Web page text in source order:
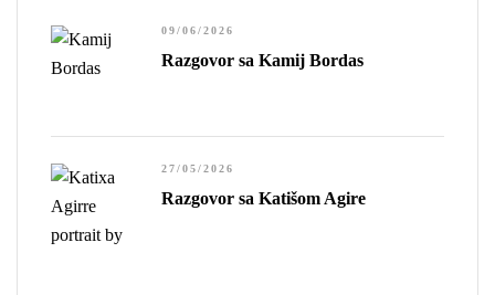
Razgovor sa Kamij Bordas
09/06/2026
Razgovor sa Katišom Agire
27/05/2026